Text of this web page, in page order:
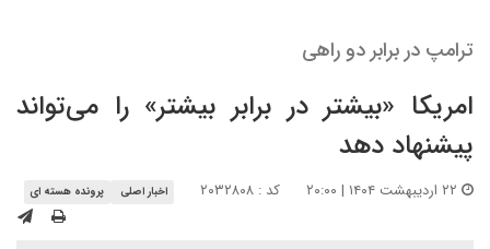
ترامپ در برابر دو راهی
امریکا «بیشتر در برابر بیشتر» را می‌تواند
پیشنهاد دهد
کد : ۲۰۳۲۸۰۸ اخبار اصلی پرونده هسته ای